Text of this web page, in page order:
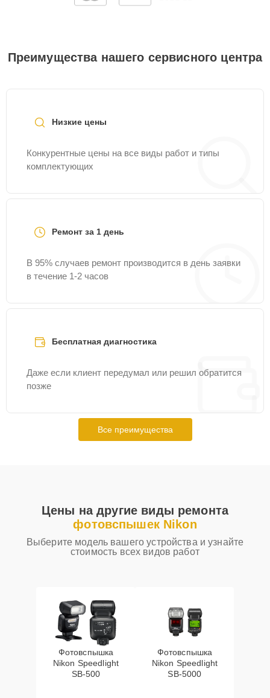
Преимущества нашего сервисного центра
Низкие цены
Конкурентные цены на все виды работ и типы
комплектующих
Ремонт за 1 день
В 95% случаев ремонт производится в день заявки
в течение 1-2 часов
Бесплатная диагностика
Даже если клиент передумал или решил обратится
позже
Все преимущества
Цены на другие виды ремонта
фотовспышек Nikon
Выберите модель вашего устройства и узнайте
стоимость всех видов работ
Фотовспышка
Nikon Speedlight
SB-500
Фотовспышка
Nikon Speedlight
SB-5000